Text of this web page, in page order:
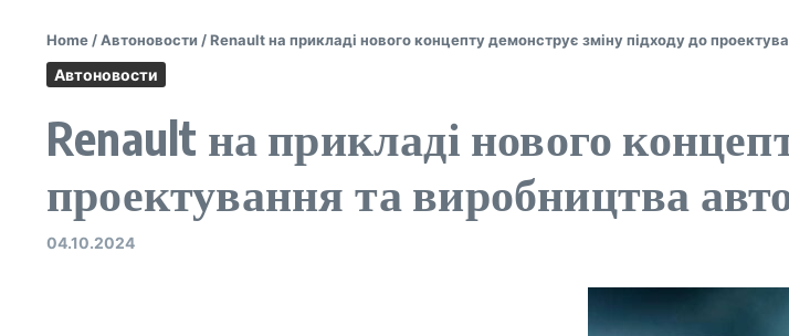
Home /Автоновости /Renault на прикладі нового концепту демонструє зміну підходу до
Автоновости
Renault на прикладі нового
проектування та виробництва
04.10.2024